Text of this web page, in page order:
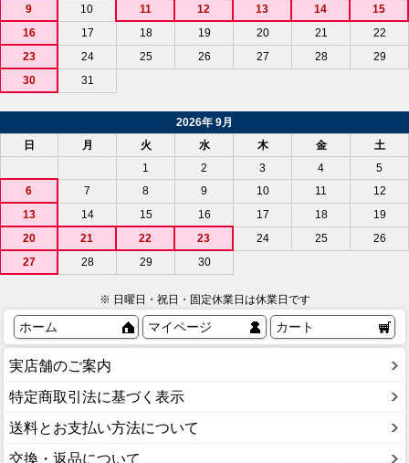
9
10 11 12 13 14
15
16
17 18 19 20 21
22
23
24 25 26 27 28
29
30
31
2026年 9月
日
月 火 水 木 金
土
1
2 3 4
5
6
7 8 9 10 11
12
13
14 15 16 17 18
19
20
21 22 23 24 25
26
27
28 29 30
※ 日曜日・祝日・固定休業日は休業日です
ホーム マイページ カート
実店舗のご案内
特定商取引法に基づく表示
送料とお支払い方法について
交換・返品について